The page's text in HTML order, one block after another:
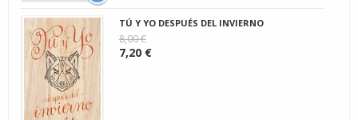
TÚ Y YO DESPUÉS DEL INVIERNO
8,00 €
7,20 €